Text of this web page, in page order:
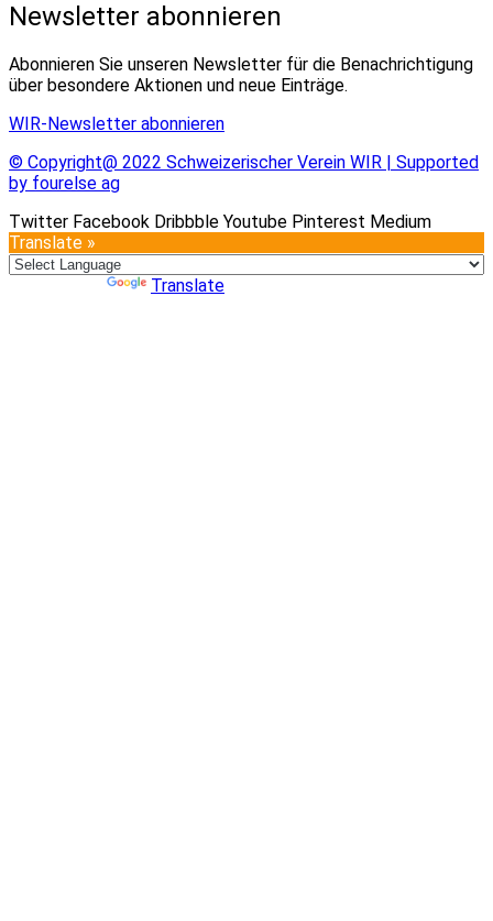
Newsletter abonnieren
Abonnieren Sie unseren Newsletter für die Benachrichtigung
über besondere Aktionen und neue Einträge.
WIR-Newsletter abonnieren
© Copyright@ 2022 Schweizerischer Verein WIR | Supported
by fourelse ag
Twitter Facebook Dribbble Youtube Pinterest Medium
Translate »
Translate